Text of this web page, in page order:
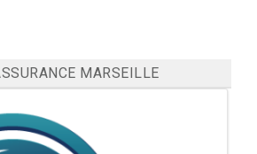
MARSEILLE